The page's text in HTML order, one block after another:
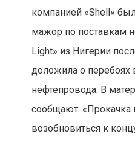
компанией «Shell»
мажор по поставкам
Light» из Нигерии
доложила о перебоях
нефтепровода. В
сообщают: «Прокачка
возобновиться к